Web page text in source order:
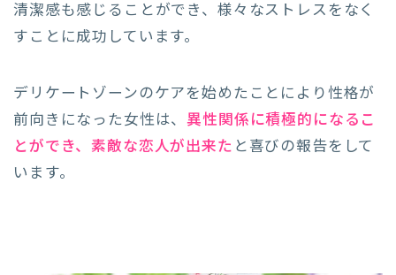
清潔感も感じることができ、様々なストレスをなく
すことに成功しています。
デリケートゾーンのケアを始めたことにより性格が
前向きになった女性は、異性関係に積極的になるこ
とができ、素敵な恋人が出来た と喜びの報告をして
います。